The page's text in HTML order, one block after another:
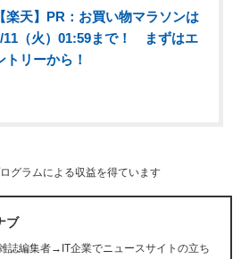
【楽天】PR：お買い物マラソンは
11（火）01:59まで！ まずはエ
トリーから！
グラムによる収益を得ています
ブ
誌編集者→IT企業でニュースサイトの立ち